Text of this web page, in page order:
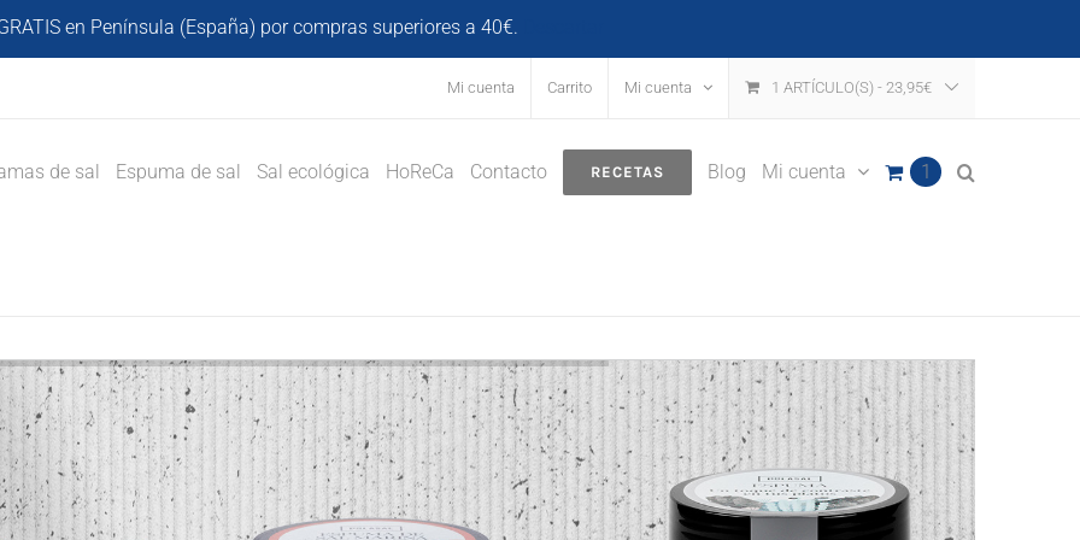
en Península (España) por compras superiores a 40€.
Mi cuenta Carrito Mi cuenta 1 ARTÍCULO(S) - 23,95€
de sal Espuma de sal Sal ecológica HoReCa Contacto RECETAS Blog Mi cuenta 1